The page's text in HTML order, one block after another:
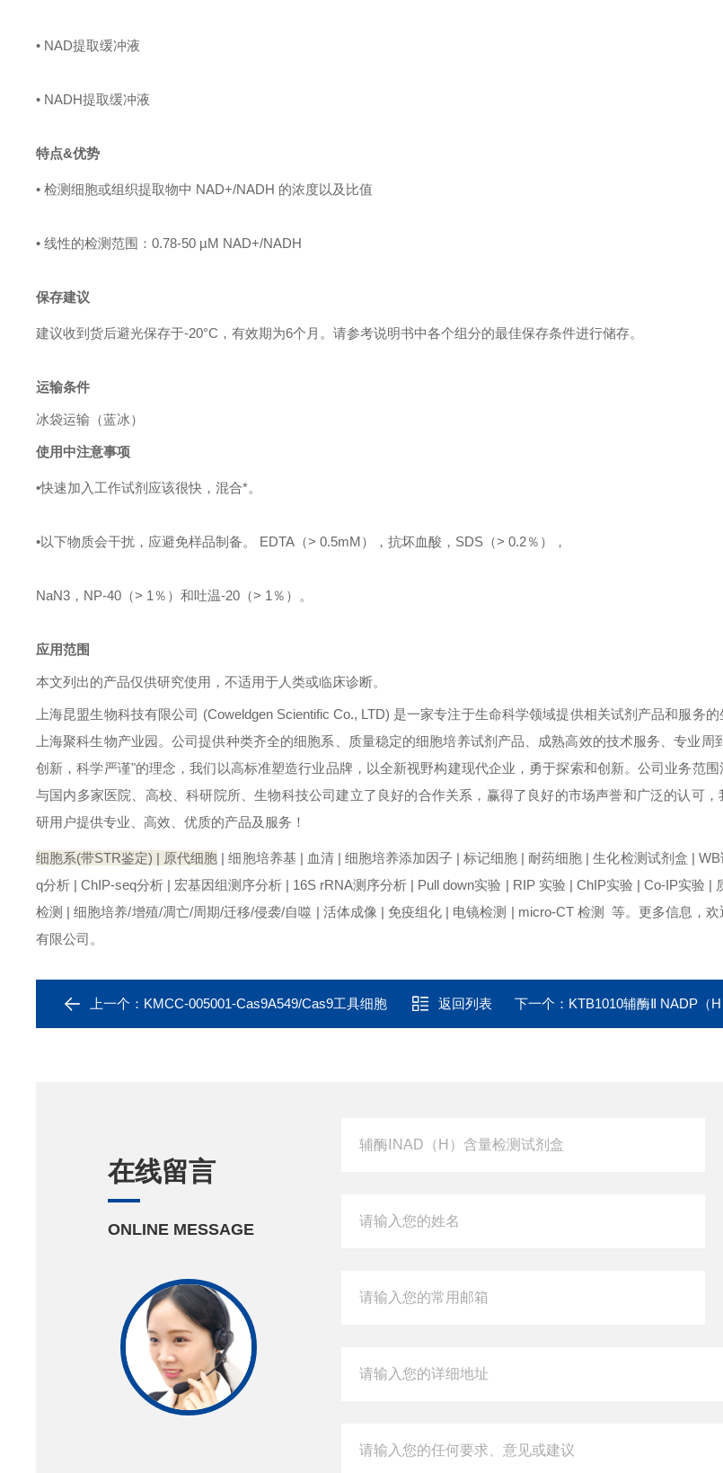
• NAD提取缓冲液
• NADH提取缓冲液
特点&优势
• 检测细胞或组织提取物中 NAD+/NADH 的浓度以及比值
• 线性的检测范围：0.78-50 µM NAD+/NADH
保存建议
建议收到货后避光保存于-20°C，有效期为6个月。请参考说明书中各个组分的最佳保存条件进行储存。
运输条件
冰袋运输（蓝冰）
使用中注意事项
•快速加入工作试剂应该很快，混合*。
•以下物质会干扰，应避免样品制备。 EDTA（> 0.5mM），抗坏血酸，SDS（> 0.2％），
NaN3 ，NP-40（> 1％）和吐温-20（> 1％）。
应用范围
本文列出的产品仅供研究使用，不适用于人类或临床诊断。
上海昆盟生物科技有限公司 (Coweldgen Scientific Co., LTD) 是一家专注于生命科学领域提供相关试剂产品和服务
上海聚科生物产业园。公司提供种类齐全的细胞系、质量稳定的细胞培养试剂产品、成熟高效的技术服务、专业周
创新，科学严谨"的理念，我们以高标准塑造行业品牌，以全新视野构建现代企业，勇于探索和创新。公司业务范围
与国内多家医院、高校、科研院所、生物科技公司建立了良好的合作关系，赢得了良好的市场声誉和广泛的认可
研用户提供专业、高效、优质的产品及服务！
细胞系(带STR鉴定) | 原代细胞 | 细胞培养基 | 血清 | 细胞培养添加因子 | 标记细胞 | 耐药细胞 | 生化检测试剂盒 |
q分析 | ChIP-seq分析 | 宏基因组测序分析 | 16S rRNA测序分析 | Pull down实验 | RIP 实验 | ChIP实验 | Co-IP实验 |
检测 | 细胞培养/增殖/凋亡/周期/迁移/侵袭/自噬 | 活体成像 | 免疫组化 | 电镜检测 | micro-CT 检测 等。更多信息，
有限公司。
上一个： KMCC-005001-Cas9A549/Cas9工具细胞 返回列表 下一个： KTB1010辅酶Ⅱ NADP（H）
在线留言
ONLINE MESSAGE